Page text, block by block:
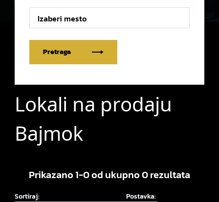
Izaberi mesto
Pretraga
Lokali na prodaju
Bajmok
Prikazano 1-0 od ukupno 0 rezultata
Postavka:
Sortiraj: